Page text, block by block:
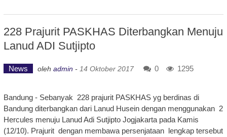
228 Prajurit PASKHAS Diterbangkan Menuju
Lanud ADI Sutjipto
News oleh admin - 14 Oktober 2017 0 1295
Bandung - Sebanyak 228 prajurit PASKHAS yg berdinas di
Bandung diterbangkan dari Lanud Husein dengan menggunakan 2
Hercules menuju Lanud Adi Sutjipto Jogjakarta pada Kamis
(12/10). Prajurit dengan membawa persenjataan lengkap tersebut